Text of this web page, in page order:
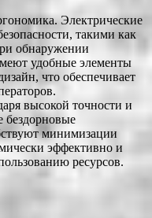
Электрические
такими как
обнаружении
удобные элементы
что обеспечивает
высокой точности и
бездорновые
минимизации
эффективно и
ресурсов.